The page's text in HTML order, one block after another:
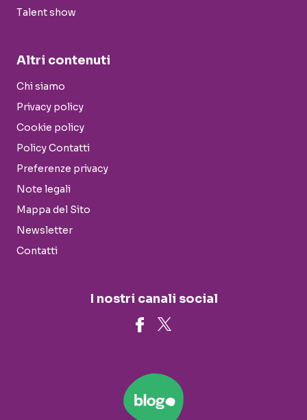
Talent show
Altri contenuti
Chi siamo
Privacy policy
Cookie policy
Policy Contatti
Preferenze privacy
Note legali
Mappa del Sito
Newsletter
Contatti
I nostri canali social